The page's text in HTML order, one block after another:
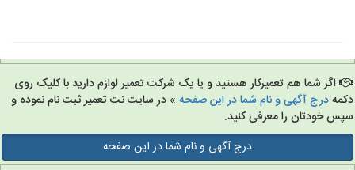
اگر شما هم تعمیرکار هستید و یا یک شرکت تعمیر لوازم دارید با کلیک روی
درج آگهی و نام شما در این صفحه» در سایت نت تعمیر ثبت نام نموده و
خودتان را معرفی کنید.
درج آگهی و نام شما در این صفحه